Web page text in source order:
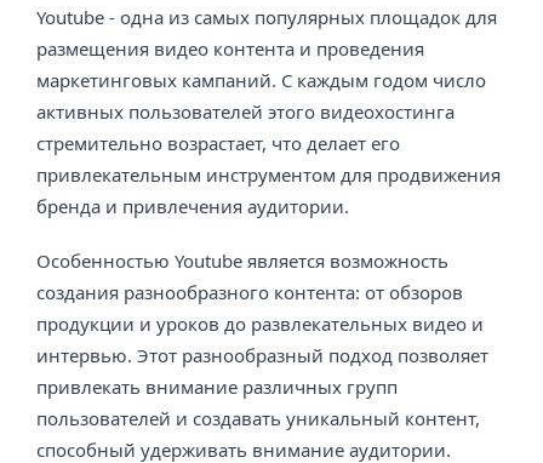
Youtube - одна из самых популярных площадок для
размещения видео контента и проведения
маркетинговых кампаний. С каждым годом число
активных пользователей этого видеохостинга
стремительно возрастает, что делает его
привлекательным инструментом для продвижения
бренда и привлечения аудитории.
Особенностью Youtube является возможность
создания разнообразного контента: от обзоров
продукции и уроков до развлекательных видео и
интервью. Этот разнообразный подход позволяет
привлекать внимание различных групп
пользователей и создавать уникальный контент,
способный удерживать внимание аудитории.